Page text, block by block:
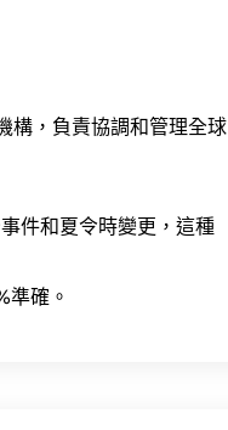
構，負責協調和管理全球
件和夏令時變更，這種
準確。